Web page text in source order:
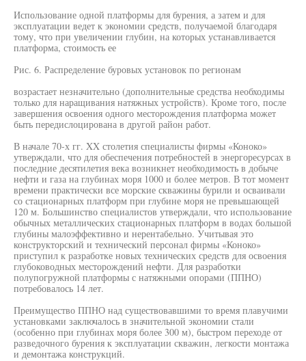
Использование одной платформы для бурения, а затем и для
эксплуатации ведет к экономии средств, получаемой благодаря
тому, что при увеличении глубин, на которых устанавливается
платформа, стоимость ее
Рис. 6. Распределение буровых установок по регионам
возрастает незначительно (дополнительные средства необходимы
только для наращивания натяжных устройств). Кроме того, после
завершения освоения одного месторождения платформа может
быть передислоцирована в другой район работ.
В начале 70-х гг. XX столетия специалисты фирмы «Коноко»
утверждали, что для обеспечения потребностей в энергоресурсах в
последние десятилетия века возникнет необходимость в добыче
нефти и газа на глубинах моря 1000 и более метров. В тот момент
времени практически все морские скважины бурили и осваивали
со стационарных платформ при глубине моря не превышающей
120 м. Большинство специалистов утверждали, что использование
обычных металлических стационарных платформ в водах большой
глубины малоэффективно и нерентабельно. Учитывая это
конструкторский и технический персонал фирмы «Коноко»
приступил к разработке новых технических средств для освоения
глубоководных месторождений нефти. Для разработки
полупогружной платформы с натяжными опорами (ППНО)
потребовалось 14 лет.
Преимущество ППНО над существовавшими то время плавучими
установками заключалось в значительной экономии стали
(особенно при глубинах моря более 300 м), быстром переходе от
разведочного бурения к эксплуатации скважин, легкости монтажа
и демонтажа конструкций.